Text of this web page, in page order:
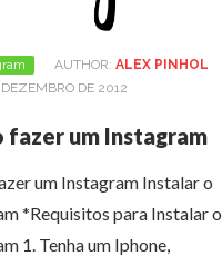
AUTHOR: ALEX PINHOL
DEZEMBRO DE 2012
fazer um Instagram
um Instagram Instalar o
*Requisitos para Instalar o
1. Tenha um Iphone,